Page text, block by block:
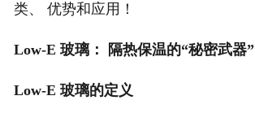
类、 优势和应用！
Low-E 玻璃： 隔热保温的“秘密武器”
Low-E 玻璃的定义